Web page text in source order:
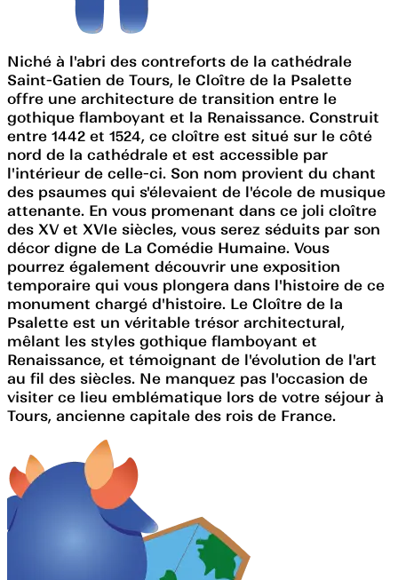
Niché à l'abri des contreforts de la cathédrale
Saint-Gatien de Tours, le Cloître de la Psalette
offre une architecture de transition entre le
gothique flamboyant et la Renaissance. Construit
entre 1442 et 1524, ce cloître est situé sur le côté
nord de la cathédrale et est accessible par
l'intérieur de celle-ci. Son nom provient du chant
des psaumes qui s'élevaient de l'école de musique
attenante. En vous promenant dans ce joli cloître
des XV et XVIe siècles, vous serez séduits par son
décor digne de La Comédie Humaine. Vous
pourrez également découvrir une exposition
temporaire qui vous plongera dans l'histoire de ce
monument chargé d'histoire. Le Cloître de la
Psalette est un véritable trésor architectural,
mêlant les styles gothique flamboyant et
Renaissance, et témoignant de l'évolution de l'art
au fil des siècles. Ne manquez pas l'occasion de
visiter ce lieu emblématique lors de votre séjour à
Tours, ancienne capitale des rois de France.